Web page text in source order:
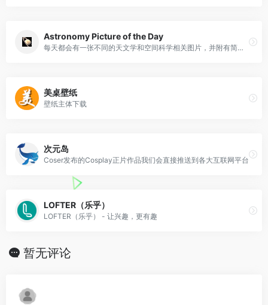
Astronomy Picture of the Day
每天都会有一张不同的天文学和空间科学相关图片，并附有简要说明。
美桌壁纸
壁纸主体下载
次元岛
Coser发布的Cosplay正片作品我们会直接推送到各大互联网平台
LOFTER（乐乎）
LOFTER（乐乎） - 让兴趣，更有趣
暂无评论